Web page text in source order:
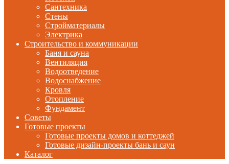
Сантехника
Стены
Стройматериалы
Электрика
Строительство и коммуникации
Баня и сауна
Вентиляция
Водоотведение
Водоснабжение
Кровля
Отопление
Фундамент
Советы
Готовые проекты
Готовые проекты домов и коттеджей
Готовые дизайн-проекты бань и саун
Каталог